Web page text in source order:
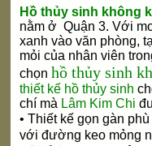
Hồ thủy sinh không
nằm ở Quận 3. Với
xanh vào văn phòng,
mỏi của nhân viên
chọn hồ thủy sinh
thiết kế hồ thủy sinh
chí mà Lâm Kim Chi
• Thiết kế gọn gàn
với đường keo mỏng